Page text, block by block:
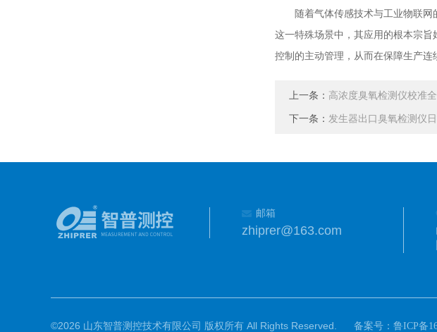
随着气体传感技术与工业物联网
这一特殊场景中，其应用的根本宗
控制的主动管理，从而在保障生产连
上一条： 高浓度臭氧检测仪校准
下一条： 发生器出口臭氧检测仪
邮箱
zhiprer@163.com
©2026 山东智普测控技术有限公司 版权所有 All Rights Reserved. 备案号： 鲁ICP备